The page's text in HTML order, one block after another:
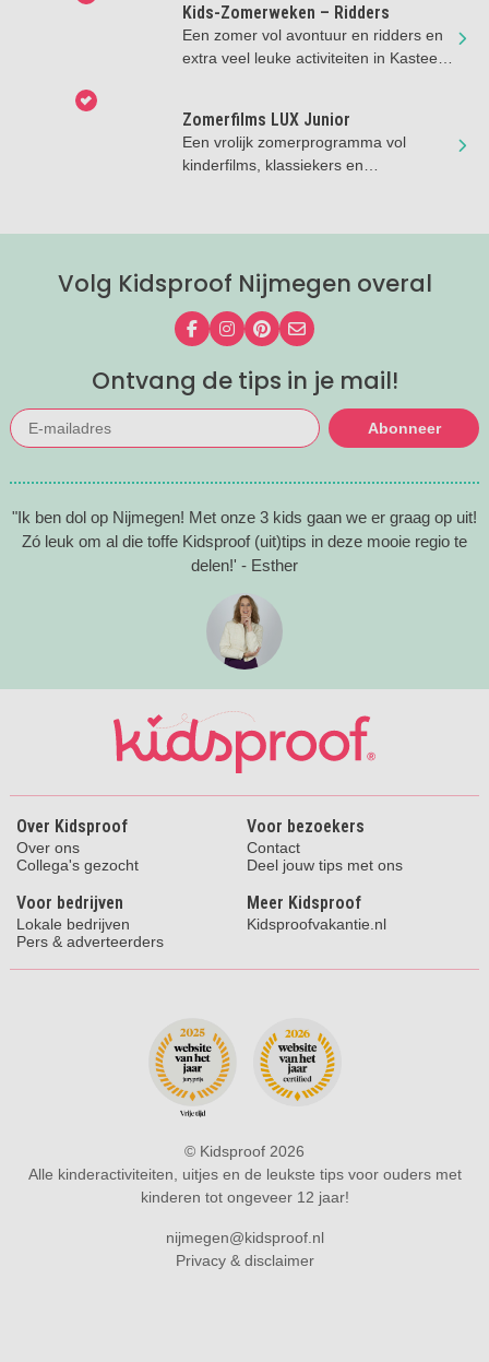
Kids-Zomerweken – Ridders
Een zomer vol avontuur en ridders en
extra veel leuke activiteiten in Kasteel
Zomerfilms LUX Junior
Een vrolijk zomerprogramma vol
kinderfilms, klassiekers en
Volg Kidsproof Nijmegen overal
Volg ons op Facebook
Volg ons op Instagram
Volg ons op Pinterest
Mail ons
Ontvang de tips in je mail!
Abonneer
"Ik ben dol op Nijmegen! Met onze 3 kids gaan we er graag op uit!
Zó leuk om al die toffe Kidsproof (uit)tips in deze mooie regio te
delen!' - Esther
Over Kidsproof
Over ons
Collega's gezocht
Voor bezoekers
Contact
Deel jouw tips met ons
Voor bedrijven
Lokale bedrijven
Pers & adverteerders
Meer Kidsproof
Kidsproofvakantie.nl
© Kidsproof 2026
Alle kinderactiviteiten, uitjes en de leukste tips voor ouders met
kinderen tot ongeveer 12 jaar!
nijmegen@kidsproof.nl
Privacy & disclaimer